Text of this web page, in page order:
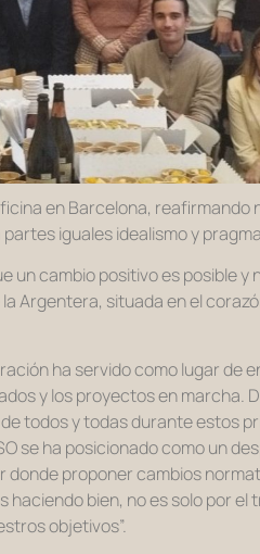
en Barcelona,
iguales idealismo y
un cambio positivo es posible
Argentera, situada en el
ha servido como lugar de
y los proyectos en marcha.
todos y todas durante estos
se ha posicionado como un
proponer cambios
bien, no es solo por el
objetivos”.